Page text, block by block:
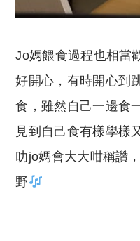
Jo媽餵食過程也相當
好開心，有時開心到
食，雖然自己一邊食
見到自己食有樣學樣
叻jo媽會大大咁稱讚
野